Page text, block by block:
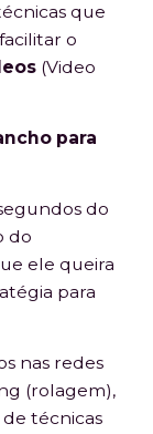
que
o
(Video
para
do
do
ele queira
para
nas redes
(rolagem),
de técnicas